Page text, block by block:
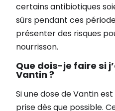
certains antibiotiques
sûrs pendant ces
présenter des risques
nourrisson.
Que dois-je faire si
Vantin ?
Si une dose de Vantin
prise dès que possible.